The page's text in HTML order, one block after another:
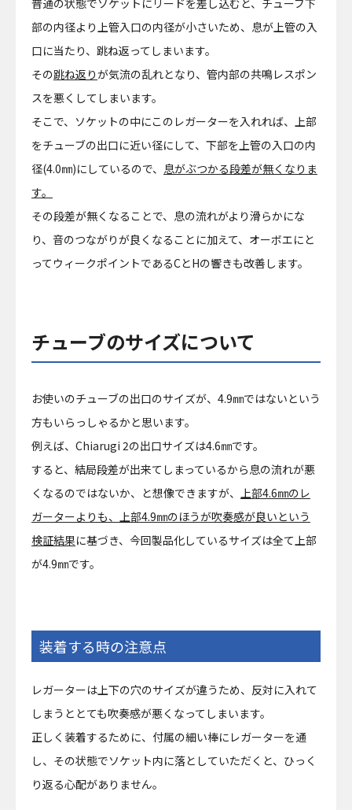
部の内径より上管入口の内径が小さいため、息が上管の入
口に当たり、跳ね返ってしまいます。
その跳ね返りが気流の乱れとなり、管内部の共鳴レスポン
スを悪くしてしまいます。
そこで、ソケットの中にこのレガーターを入れれば、上部
をチューブの出口に近い径にして、下部を上管の入口の内
径(4.0㎜)にしているので、 息がぶつかる段差が無くなりま
す。
その段差が無くなることで、息の流れがより滑らかにな
り、音のつながりが良くなることに加えて、オーボエにと
ってウィークポイントであるCとHの響きも改善します。
チューブのサイズについて
お使いのチューブの出口のサイズが、4.9㎜ではないという
方もいらっしゃるかと思います。
例えば、Chiarugi 2の出口サイズは4.6㎜です。
すると、結局段差が出来てしまっているから息の流れが悪
くなるのではないか、と想像できますが、
上部4.6㎜のレ
ガーターよりも、上部4.9㎜のほうが吹奏感が良いという
検証結果に基づき、今回製品化しているサイズは全て上部
が4.9㎜です。
装着する時の注意点
レガーターは上下の穴のサイズが違うため、反対に入れて
しまうととても吹奏感が悪くなってしまいます。
正しく装着するために、付属の細い棒にレガーターを通
し、その状態でソケット内に落としていただくと、ひっく
り返る心配がありません。